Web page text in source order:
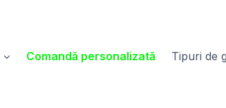
Comandă personalizată Tipuri de